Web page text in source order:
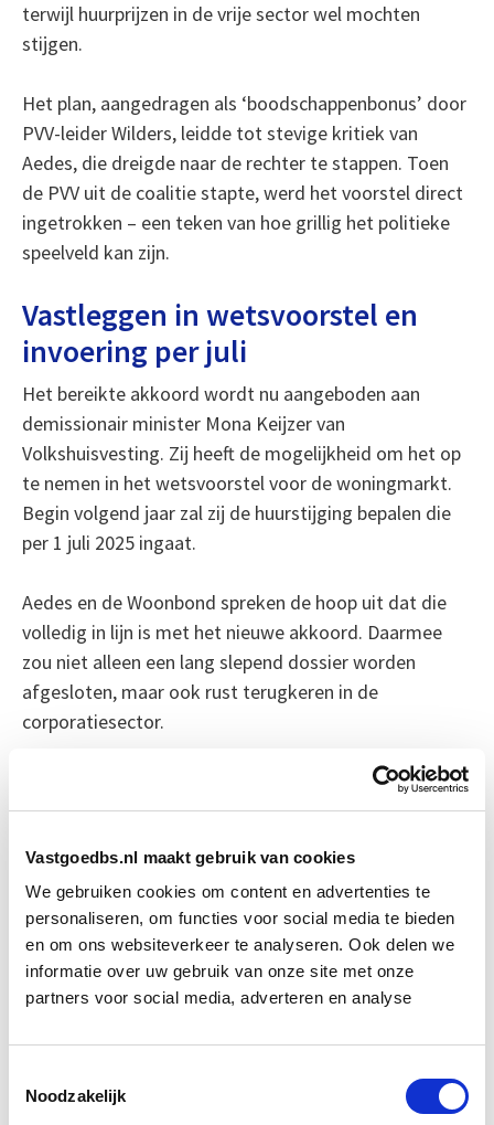
Vastgoedbs.nl maakt gebruik van cookies
We gebruiken cookies om content en advertenties te
personaliseren, om functies voor social media te bieden
en om ons websiteverkeer te analyseren. Ook delen we
informatie over uw gebruik van onze site met onze
partners voor social media, adverteren en analyse
Noodzakelijk
terwijl huurprijzen in de vrije sector wel mochten
stijgen.
Het plan, aangedragen als ‘boodschappenbonus’ door
PVV-leider Wilders, leidde tot stevige kritiek van
Aedes, die dreigde naar de rechter te stappen. Toen
de PVV uit de coalitie stapte, werd het voorstel direct
ingetrokken – een teken van hoe grillig het politieke
speelveld kan zijn.
Vastleggen in wetsvoorstel en
invoering per juli
Het bereikte akkoord wordt nu aangeboden aan
demissionair minister Mona Keijzer van
Volkshuisvesting. Zij heeft de mogelijkheid om het op
te nemen in het wetsvoorstel voor de woningmarkt.
Begin volgend jaar zal zij de huurstijging bepalen die
per 1 juli 2025 ingaat.
Aedes en de Woonbond spreken de hoop uit dat die
volledig in lijn is met het nieuwe akkoord. Daarmee
zou niet alleen een lang slepend dossier worden
afgesloten, maar ook rust terugkeren in de
corporatiesector.
Boeiend verhaal? Duik dan eens
in deze opleidingen:
Huurrecht Woonruimte Start wo 12 mei
Vastgoedmanagement Start ma 14 sep